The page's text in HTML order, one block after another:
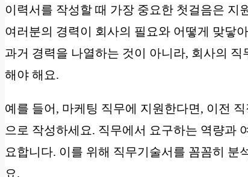
이력서를 작성할 때 가장 중요한 첫걸음은 지
여러분의 경력이 회사의 필요와 어떻게 맞닿
과거 경력을 나열하는 것이 아니라, 회사의 직
해야 해요.
예를 들어, 마케팅 직무에 지원한다면, 이전
으로 작성하세요. 직무에서 요구하는 역량과
요합니다. 이를 위해 직무기술서를 꼼꼼히 분
요.